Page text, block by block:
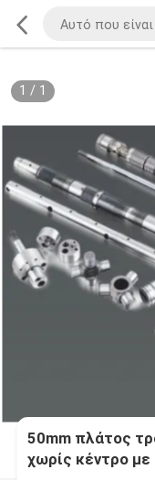
1 / 1
50mm πλάτος
χωρίς κέντρο